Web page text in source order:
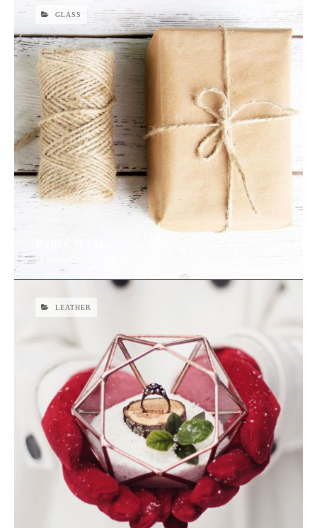
16 febrero, 2017
GLASS
LEATHER